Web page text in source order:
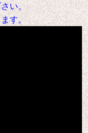
い。
す。